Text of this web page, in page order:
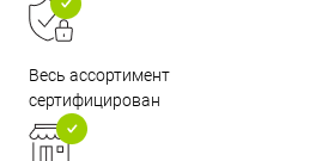
Весь ассортимент
сертифицирован